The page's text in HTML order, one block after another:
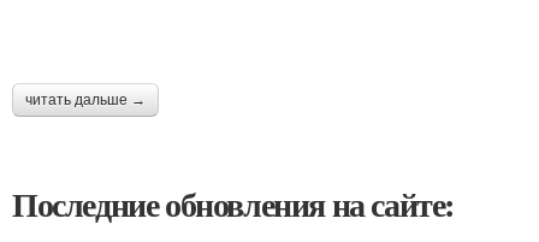
читать дальше →
Последние обновления на сайте: